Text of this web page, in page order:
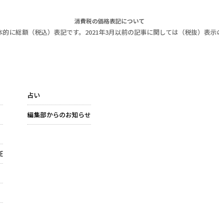
消費税の価格表記について
に総額（税込）表記です。2021年3月以前の記事に関しては（税抜）表示
占い
編集部からのお知らせ